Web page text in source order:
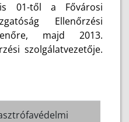
01-től a Fővárosi
Ellenőrzési
majd 2013.
szolgálatvezetője.